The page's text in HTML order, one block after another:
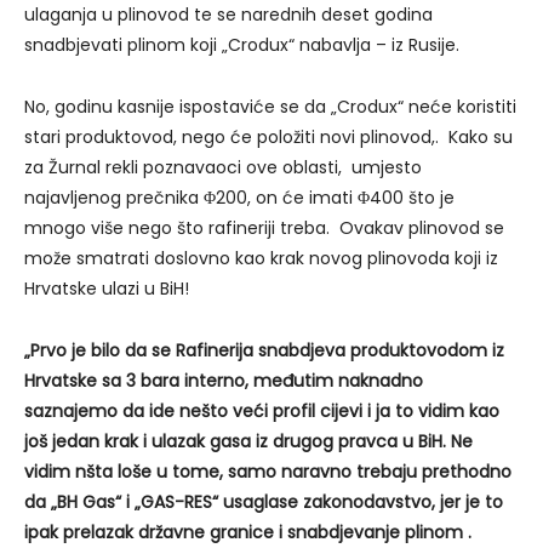
ulaganja u plinovod te se narednih deset godina
snadbjevati plinom koji „Crodux“ nabavlja – iz Rusije.
No, godinu kasnije ispostaviće se da „Crodux“ neće koristiti
stari produktovod, nego će položiti novi plinovod,. Kako su
za Žurnal rekli poznavaoci ove oblasti, umjesto
najavljenog prečnika Φ200, on će imati Φ400 što je
mnogo više nego što rafineriji treba. Ovakav plinovod se
može smatrati doslovno kao krak novog plinovoda koji iz
Hrvatske ulazi u BiH!
„Prvo je bilo da se Rafinerija snabdjeva produktovodom iz
Hrvatske sa 3 bara interno, međutim naknadno
saznajemo da ide nešto veći profil cijevi i ja to vidim kao
još jedan krak i ulazak gasa iz drugog pravca u BiH. Ne
vidim nšta loše u tome, samo naravno trebaju prethodno
da „BH Gas“ i „GAS-RES“ usaglase zakonodavstvo, jer je to
ipak prelazak državne granice i snabdjevanje plinom .